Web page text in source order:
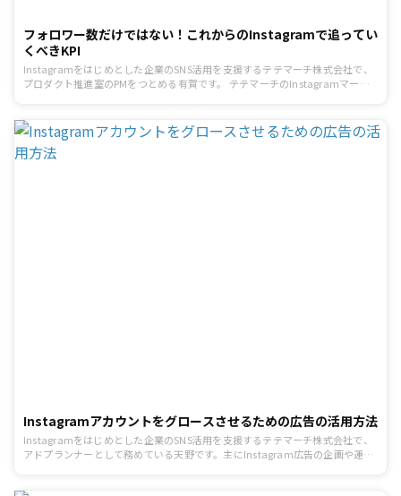
フォロワー数だけではない！これからのInstagramで追ってい
くべきKPI
Instagramをはじめとした企業のSNS活用を支援するテテマーチ株式会社で、
プロダクト推進室のPMをつとめる有賀です。 テテマーチのInstagramマーケ
けるKPIについてどのようなものがあるかをご紹介しましたが、今回はKPIにつ
いてさらに深掘りしてお話しします。
Instagramアカウントをグロースさせるための広告の活用方法
Instagramをはじめとした企業のSNS活用を支援するテテマーチ株式会社で、
アドプランナーとして務めている天野です。主にInstagram広告の企画や運用